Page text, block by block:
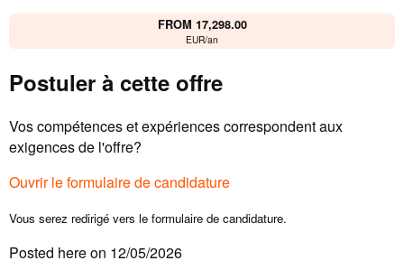
FROM 17,298.00
EUR/an
Postuler à cette offre
Vos compétences et expériences correspondent aux
exigences de l'offre?
Ouvrir le formulaire de candidature
Vous serez redirigé vers le formulaire de candidature.
Posted here on 12/05/2026